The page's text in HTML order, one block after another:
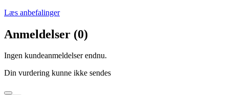
Læs anbefalinger
Anmeldelser (0)
Ingen kundeanmeldelser endnu.
Din vurdering kunne ikke sendes